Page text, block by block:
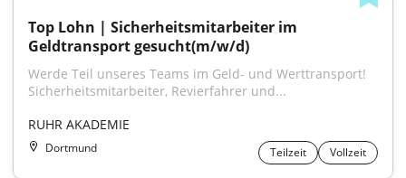
Top Lohn | Sicherheitsmitarbeiter im
Geldtransport gesucht(m/w/d)
Werde Teil unseres Teams im Geld- und Werttransport!
Sicherheitsmitarbeiter, Revierfahrer und...
RUHR AKADEMIE
Dortmund Teilzeit Vollzeit